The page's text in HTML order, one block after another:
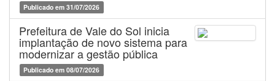
Publicado em 31/07/2026
Prefeitura de Vale do Sol inicia
implantação de novo sistema para
modernizar a gestão pública
Publicado em 08/07/2026